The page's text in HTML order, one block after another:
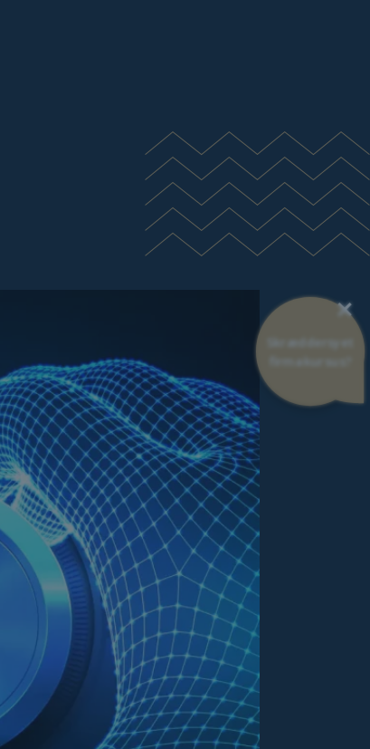
×
Skræddersyet
firmakursus?